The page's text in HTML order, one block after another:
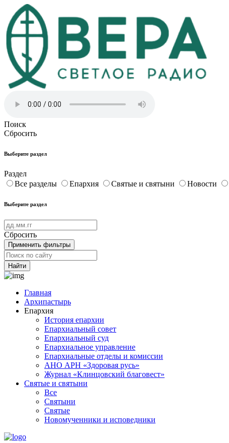
Поиск
Сбросить
Выберите раздел
Раздел
Все разделы
Епархия Святые и святыни Новости
Выберите раздел
Сбросить
Применить фильтры
Найти
Главная
Архипастырь
Епархия
История епархии
Епархиальный совет
Епархиальный суд
Епархиальное управление
Епархиальные отделы и комиссии
АНО АРН «Здоровая русь»
Журнал «Клинцовский благовест»
Святые и святыни
Все
Святыни
Святые
Новомученники и исповедники